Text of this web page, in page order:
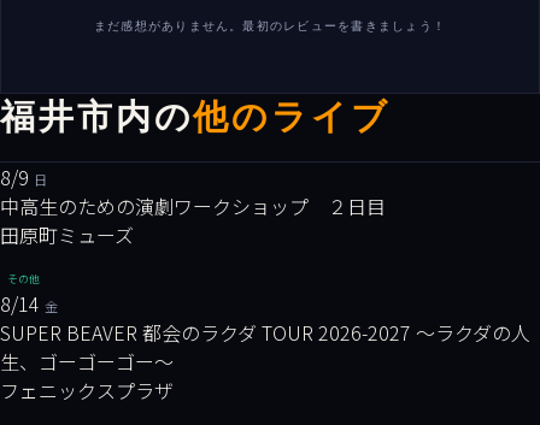
まだ感想がありません。最初のレビューを書きましょう！
福井市内の他のライブ
8/9 日
中高生のための演劇ワークショップ ２日目
田原町ミューズ
その他
8/14 金
SUPER BEAVER 都会のラクダ TOUR 2026-2027 〜ラクダの人
生、ゴーゴーゴー〜
フェニックスプラザ